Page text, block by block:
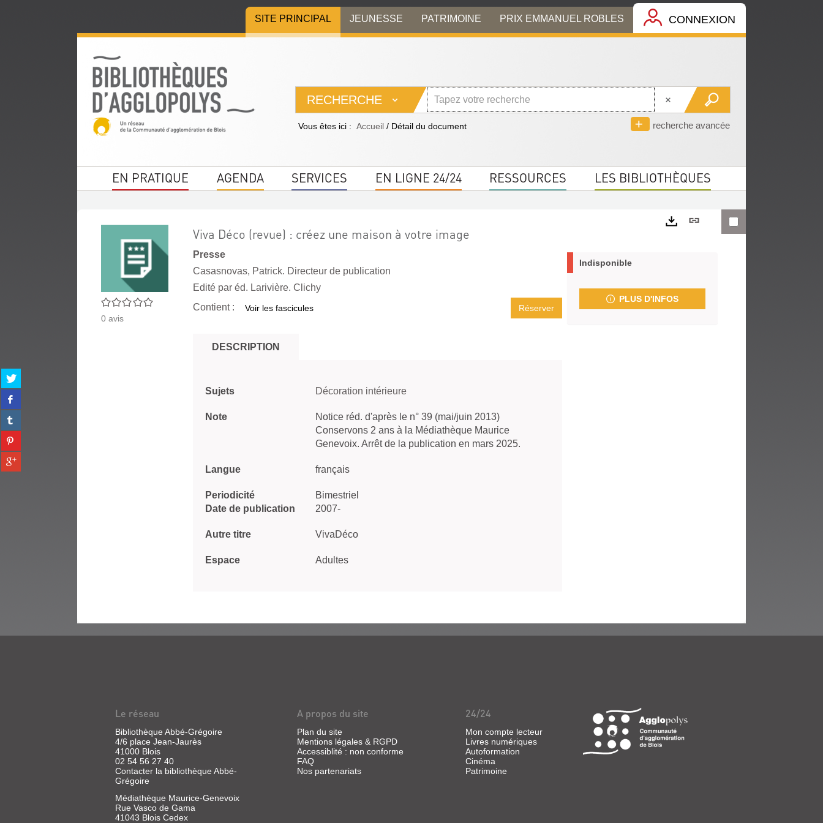
menu
contenu
la
SITE PRINCIPAL JEUNESSE PATRIMOINE PRIX EMMANUEL ROBLES CONNEXION
RECHERCHE
recherche avancée
Vous êtes ici : Accueil / Détail du document
EN PRATIQUE AGENDA SERVICES EN LIGNE 24/24 RESSOURCES LES BIBLIOTHÈQUES
Partager
sur
twitter
(Nouvelle
fenêtre)
Partager
sur
facebook
(Nouvelle
fenêtre)
Partager
sur
tumblr
(Nouvelle
fenêtre)
Partager
sur
pinterest
(Nouvelle
Partager
sur
0/5
0 avis
Viva Déco (revue) : créez une maison à votre image
Presse
Casasnovas, Patrick. Directeur de publication
Edité par éd. Larivière. Clichy
Réserver
Contient : Voir les fascicules
DESCRIPTION
Sujets Décoration intérieure
Note
Notice réd. d'après le n° 39 (mai/juin 2013)
Conservons 2 ans à la Médiathèque Maurice
Genevoix. Arrêt de la publication en mars 2025.
Langue français
Periodicité
Bimestriel
Date de publication
2007-
Autre titre VivaDéco
Espace Adultes
Lien
Indisponible
PLUS D'INFOS
Le réseau
Bibliothèque Abbé-Grégoire
4/6 place Jean-Jaurès
41000 Blois
02 54 56 27 40
Contacter la bibliothèque Abbé-
Grégoire
Médiathèque Maurice-Genevoix
Rue Vasco de Gama
41043 Blois Cedex
A propos du site
Plan du site
Mentions légales & RGPD
Accessiblité : non conforme
FAQ
Nos partenariats
24/24
Mon compte lecteur
Livres numériques
Autoformation
Cinéma
Patrimoine